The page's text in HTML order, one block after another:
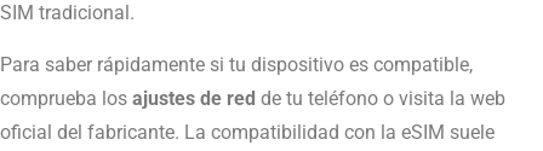
SIM tradicional.
Para saber rápidamente si tu dispositivo es compatible,
comprueba los ajustes de red de tu teléfono o visita la web
oficial del fabricante. La compatibilidad con la eSIM suele